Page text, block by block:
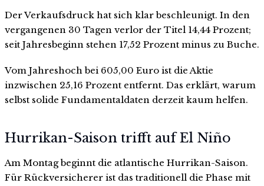
Der Verkaufsdruck hat sich klar beschleunigt. In den
vergangenen 30 Tagen verlor der Titel 14,44 Prozent;
seit Jahresbeginn stehen 17,52 Prozent minus zu Buche.
Vom Jahreshoch bei 605,00 Euro ist die Aktie
inzwischen 25,16 Prozent entfernt. Das erklärt, warum
selbst solide Fundamentaldaten derzeit kaum helfen.
Hurrikan-Saison trifft auf El Niño
Am Montag beginnt die atlantische Hurrikan-Saison.
Für Rückversicherer ist das traditionell die Phase mit